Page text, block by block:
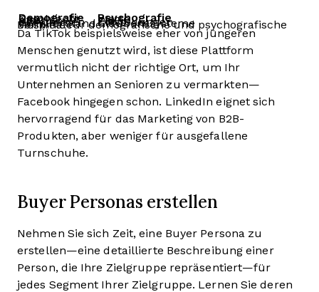
Demografie Psychografie
Geschlecht Werte
Alter Ziele
Einkommen Einstellungen
FamilienstandGlaubenssysteme
Beispiele für demografische und psychografische Merkmale
Da TikTok beispielsweise eher von jüngeren
Menschen genutzt wird, ist diese Plattform
vermutlich nicht der richtige Ort, um Ihr
Unternehmen an Senioren zu vermarkten—
Facebook hingegen schon. LinkedIn eignet sich
hervorragend für das Marketing von B2B-
Produkten, aber weniger für ausgefallene
Turnschuhe.
Buyer Personas erstellen
Nehmen Sie sich Zeit, eine Buyer Persona zu
erstellen—eine detaillierte Beschreibung einer
Person, die Ihre Zielgruppe repräsentiert—für
jedes Segment Ihrer Zielgruppe. Lernen Sie deren